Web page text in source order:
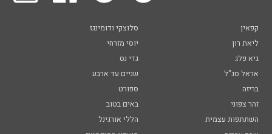
קפאין
סלוצקי ודומינגז
ליאת רון
יוסי מזרחי
גיא פלג
גדי נס
אראל סג"ל
שניים עד ארבע
בריזה
ספורט
זהר צפוני
באים בטוב
השתתפות עצמית
הללי אורגינל